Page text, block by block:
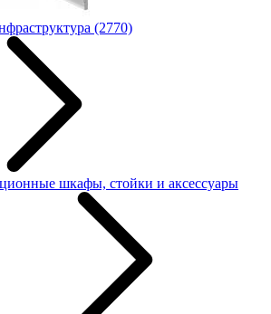
(2770)
шкафы, стойки и аксессуары